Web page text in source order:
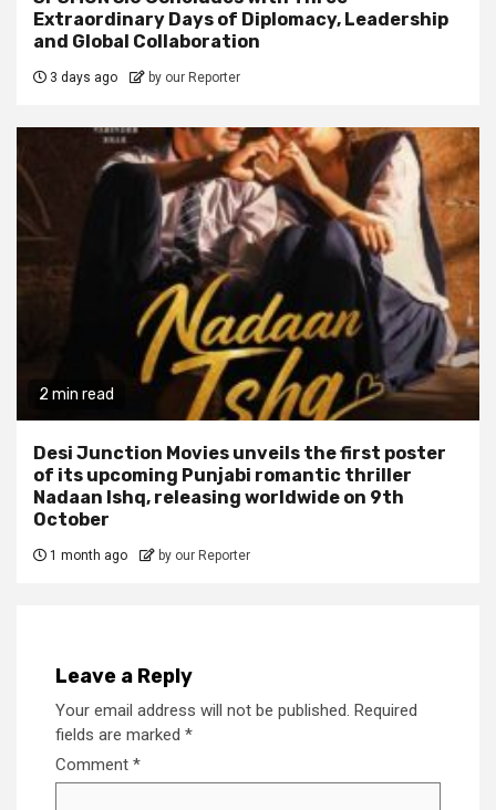
Extraordinary Days of Diplomacy, Leadership
and Global Collaboration
3 days ago by our Reporter
2 min read
Desi Junction Movies unveils the first poster
of its upcoming Punjabi romantic thriller
Nadaan Ishq, releasing worldwide on 9th
October
1 month ago by our Reporter
Leave a Reply
Your email address will not be published. Required
fields are marked *
Comment *